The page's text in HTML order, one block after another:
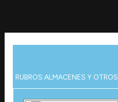
contenido
RUBROS:ALMACENES Y OTROS